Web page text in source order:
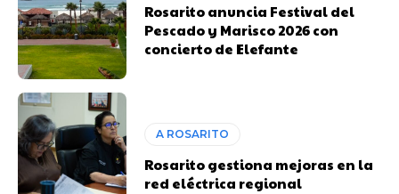
Rosarito anuncia Festival del
Pescado y Marisco 2026 con
concierto de Elefante
A ROSARITO
Rosarito gestiona mejoras en la
red eléctrica regional